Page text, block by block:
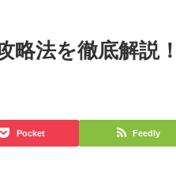
法を徹底解説！
Pocket Feedly